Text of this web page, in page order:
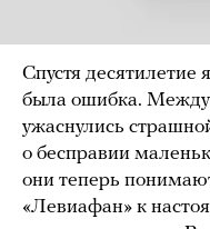
Cпустя десятилетие
была ошибка.
ужаснулись
о бесправии
они теперь
«Левиафан» к